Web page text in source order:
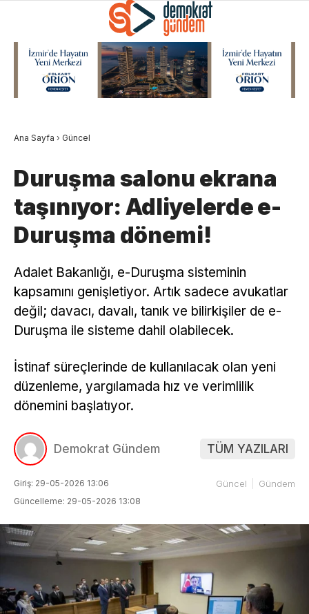
Ana Sayfa › Güncel
Duruşma salonu ekrana
taşınıyor: Adliyelerde e-
Duruşma dönemi!
Adalet Bakanlığı, e-Duruşma sisteminin
kapsamını genişletiyor. Artık sadece avukatlar
değil; davacı, davalı, tanık ve bilirkişiler de e-
Duruşma ile sisteme dahil olabilecek.
İstinaf süreçlerinde de kullanılacak olan yeni
düzenleme, yargılamada hız ve verimlilik
dönemini başlatıyor.
Demokrat Gündem TÜM YAZILARI
Giriş: 29-05-2026 13:06
Güncelleme: 29-05-2026 13:08
Güncel Gündem